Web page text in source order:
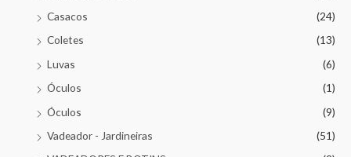
Casacos
(24)
Coletes
(13)
Luvas
(6)
Óculos
(1)
Óculos
(9)
Vadeador - Jardineiras
(51)